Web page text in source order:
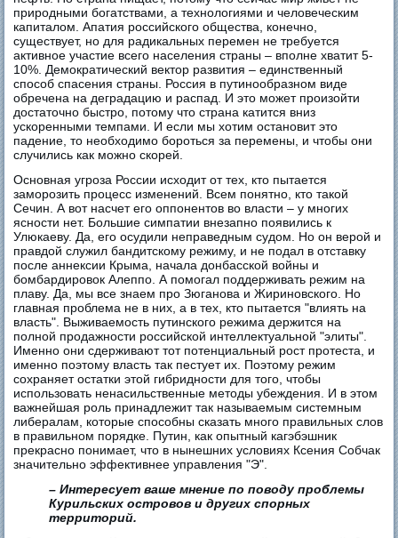
природными богатствами, а технологиями и человеческим
капиталом. Апатия российского общества, конечно,
существует, но для радикальных перемен не требуется
активное участие всего населения страны – вполне хватит 5-
10%. Демократический вектор развития – единственный
способ спасения страны. Россия в путинообразном виде
обречена на деградацию и распад. И это может произойти
достаточно быстро, потому что страна катится вниз
ускоренными темпами. И если мы хотим остановит это
падение, то необходимо бороться за перемены, и чтобы они
случились как можно скорей.
Основная угроза России исходит от тех, кто пытается
заморозить процесс изменений. Всем понятно, кто такой
Сечин. А вот насчет его оппонентов во власти – у многих
ясности нет. Большие симпатии внезапно появились к
Улюкаеву. Да, его осудили неправедным судом. Но он верой и
правдой служил бандитскому режиму, и не подал в отставку
после аннексии Крыма, начала донбасской войны и
бомбардировок Алеппо. А помогал поддерживать режим на
плаву. Да, мы все знаем про Зюганова и Жириновского. Но
главная проблема не в них, а в тех, кто пытается "влиять на
власть". Выживаемость путинского режима держится на
полной продажности российской интеллектуальной "элиты".
Именно они сдерживают тот потенциальный рост протеста, и
именно поэтому власть так пестует их. Поэтому режим
сохраняет остатки этой гибридности для того, чтобы
использовать ненасильственные методы убеждения. И в этом
важнейшая роль принадлежит так называемым системным
либералам, которые способны сказать много правильных слов
в правильном порядке. Путин, как опытный кагэбэшник
прекрасно понимает, что в нынешних условиях Ксения Собчак
значительно эффективнее управления "Э".
– Интересует ваше мнение по поводу проблемы
Курильских островов и других спорных
территорий.